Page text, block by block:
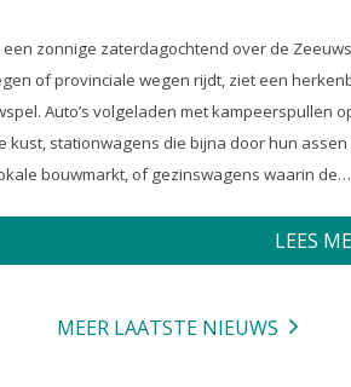
een zonnige zaterdagochtend over de
of provinciale wegen rijdt, ziet een
Auto’s volgeladen met kampeerspullen
kust, stationwagens die bijna door hun assen
bouwmarkt, of gezinswagens waarin de
voor de tuin mee te zeulen. We houden
we verwachten dat ze alles kunnen.
LEES
MEER LAATSTE NIEUWS